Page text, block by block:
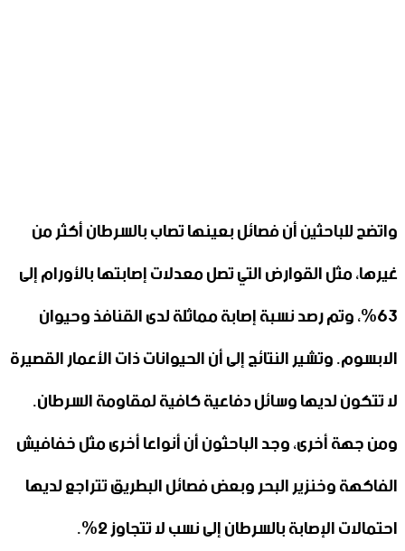
واتضح للباحثين أن فصائل بعينها تصاب بالسرطان أكثر من
غيرها، مثل القوارض التي تصل معدلات إصابتها بالأورام إلى
63%، وتم رصد نسبة إصابة مماثلة لدى القنافذ وحيوان
الابسوم. وتشير النتائج إلى أن الحيوانات ذات الأعمار القصيرة
لا تتكون لديها وسائل دفاعية كافية لمقاومة السرطان.
ومن جهة أخرى، وجد الباحثون أن أنواعا أخرى مثل خفافيش
الفاكهة وخنزير البحر وبعض فصائل البطريق تتراجع لديها
احتمالات الإصابة بالسرطان إلى نسب لا تتجاوز 2%.